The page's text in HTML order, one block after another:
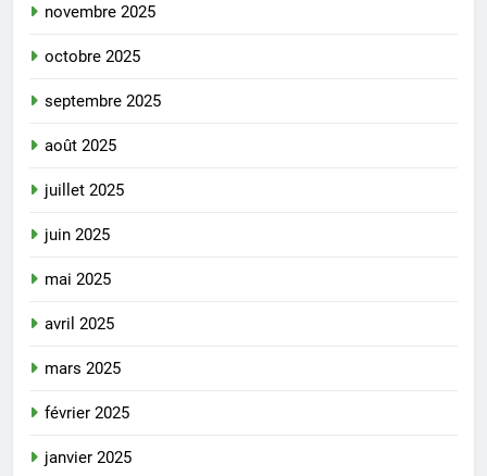
novembre 2025
octobre 2025
septembre 2025
août 2025
juillet 2025
juin 2025
mai 2025
avril 2025
mars 2025
février 2025
janvier 2025